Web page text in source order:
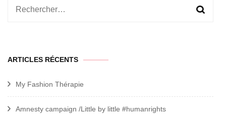
Rechercher :
ARTICLES RÉCENTS
My Fashion Thérapie
Amnesty campaign /Little by little #humanrights